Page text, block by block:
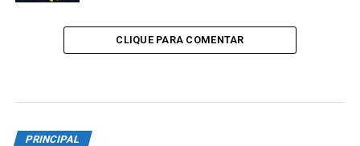
CLIQUE PARA COMENTAR
PRINCIPAL